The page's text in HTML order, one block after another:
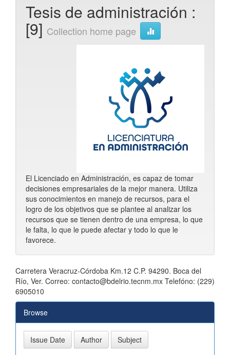
Tesis de administración :
[9] Collection home page
El Licenciado en Administración, es capaz de tomar
decisiones empresariales de la mejor manera. Utiliza
sus conocimientos en manejo de recursos, para el
logro de los objetivos que se plantee al analizar los
recursos que se tienen dentro de una empresa, lo que
le falta, lo que le puede afectar y todo lo que le
favorece.
Carretera Veracruz-Córdoba Km.12 C.P. 94290. Boca del
Río, Ver. Correo: contacto@bdelrio.tecnm.mx Telefóno: (229)
6905010
Browse